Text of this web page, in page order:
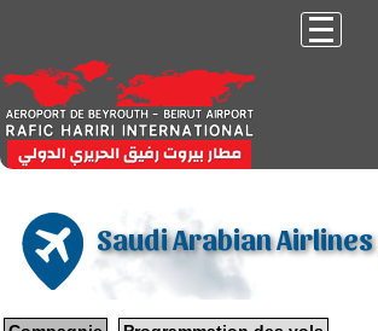
Saudi Arabian Airlines